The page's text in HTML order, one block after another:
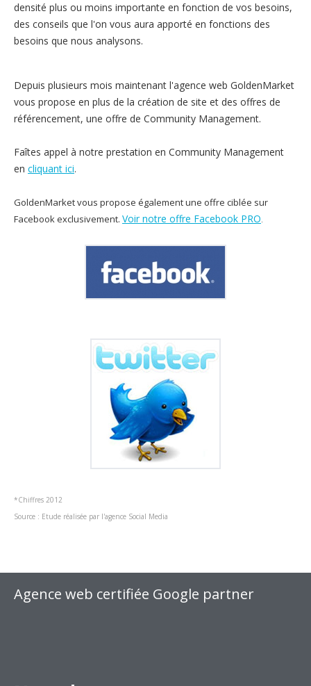
densité plus ou moins importante en fonction de vos besoins,
des conseils que l'on vous aura apporté en fonctions des
besoins que nous analysons.
Depuis plusieurs mois maintenant l'agence web GoldenMarket
vous propose en plus de la création de site et des offres de
référencement, une offre de Community Management.
Faîtes appel à notre prestation en Community Management
en cliquant ici.
GoldenMarket vous propose également une offre ciblée sur
Facebook exclusivement. Voir notre offre Facebook PRO.
*Chiffres 2012
Source : Etude réalisée par l'agence Social Media
Agence web certifiée Google partner